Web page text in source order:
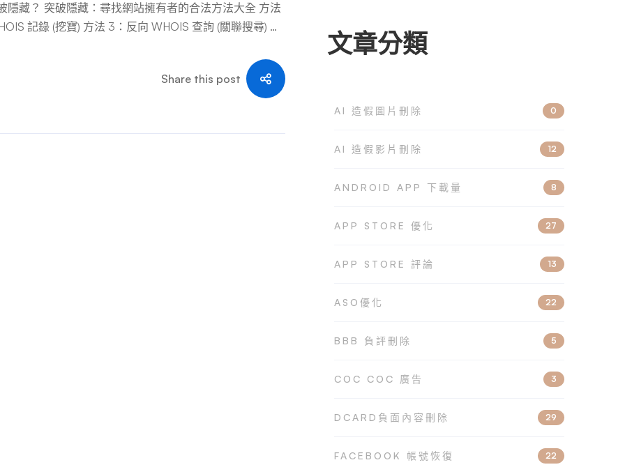
藏？ 突破隱藏：尋找網站擁有者的合法方法大全 方法
記錄 (挖寶) 方法 3：反向 WHOIS 查詢 (關聯搜尋) 方
2：品牌方打擊仿冒品網站 案例 3：企業遭遇競爭對手誹
找隱藏WHOIS資訊的網站擁有者，沒有單一的「萬能鑰
統化的方法。運用本指南提供的技巧，你將大幅提升
Share this post
文章分類
AI 造假圖片刪除 0
AI 造假影片刪除 12
ANDROID APP 下載量 8
APP STORE 優化 27
APP STORE 評論 13
ASO優化 22
BBB 負評刪除 5
COC COC 廣告 3
DCARD負面內容刪除 29
FACEBOOK 帳號恢復 22